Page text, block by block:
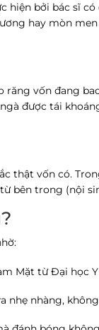
hiện bởi bác sĩ có
hay mòn
răng vốn đang
được tái
thật vốn có.
bên trong (nội
Mặt từ Đại học Y
nhẹ nhàng,